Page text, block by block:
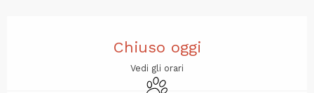
Chiuso oggi
Vedi gli orari
Animali ammessi